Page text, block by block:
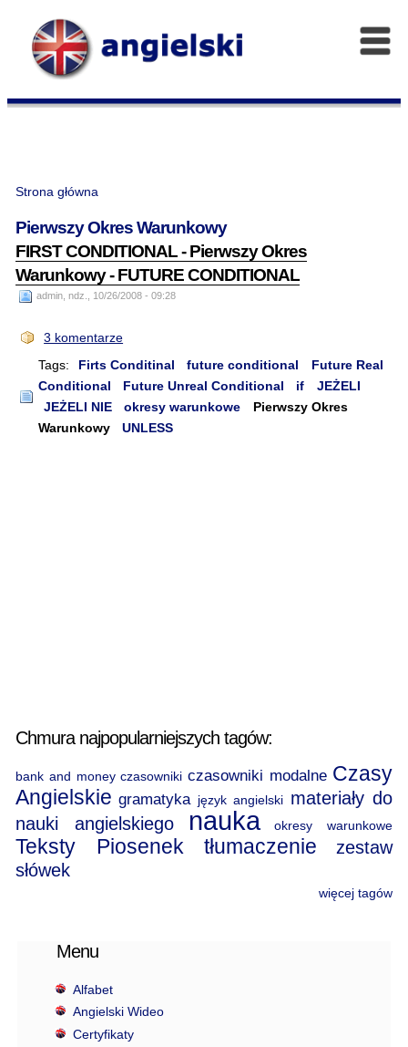
Strona główna
Pierwszy Okres Warunkowy
FIRST CONDITIONAL - Pierwszy Okres
Warunkowy - FUTURE CONDITIONAL
admin, ndz., 10/26/2008 - 09:28
3 komentarze
Tags:
Firts Conditinal future conditional
Future Real
Conditional
Future Unreal Conditional if
JEŻELI
JEŻELI NIE
okresy warunkowe
Pierwszy Okres
Warunkowy
UNLESS
Chmura najpopularniejszych tagów:
bank and money czasowniki czasowniki modalne Czasy
Angielskie gramatyka język angielski materiały do
nauki angielskiego
nauka okresy warunkowe
Teksty Piosenek tłumaczenie
zestaw
słówek
więcej tagów
Menu
Alfabet
Angielski Wideo
Certyfikaty